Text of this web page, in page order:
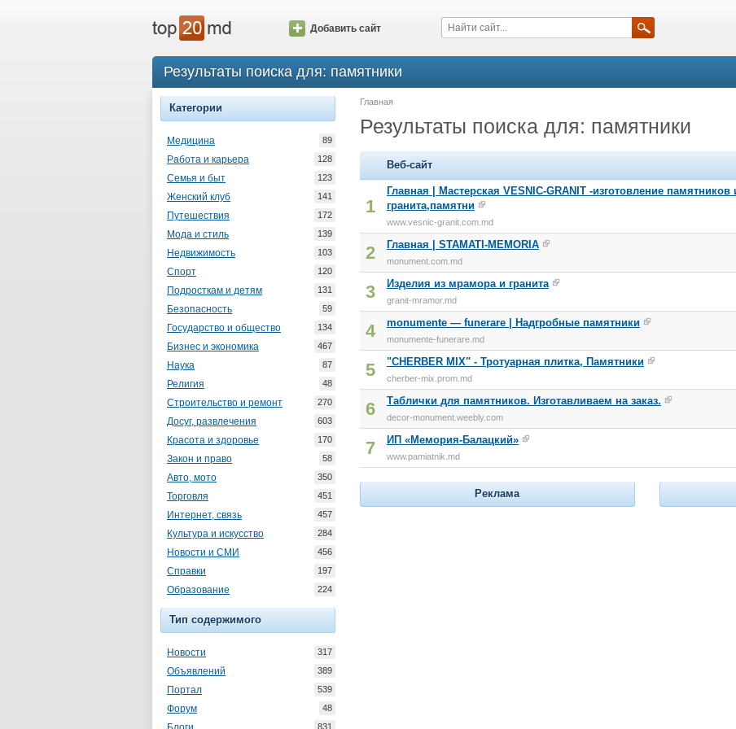
Добавить сайт
Результаты поиска для: памятники
Категории
Медицина 89
Работа и карьера 128
Семья и быт 123
Женский клуб 141
Путешествия 172
Мода и стиль 139
Недвижимость 103
Спорт 120
Подросткам и детям 131
Безопасность 59
Государство и общество 134
Бизнес и экономика 467
Наука 87
Религия 48
Строительство и ремонт 270
Досуг, развлечения 603
Красота и здоровье 170
Закон и право 58
Авто, мото 350
Торговля 451
Интернет, связь 457
Культура и искусство 284
Новости и СМИ 456
Справки 197
Образование 224
Тип содержимого
Новости 317
Объявлений 389
Портал 539
Форум 48
831
Главная
Результаты поиска для: памятники
Веб-сайт
1
Главная | Мастерская VESNIC-GRANIT -изготовление
гранита,памятни
www.vesnic-granit.com.md
2 Главная | STAMATI-MEMORIA
monument.com.md
3 Изделия из мрамора и гранита
granit-mramor.md
4 monumente — funerare | Надгробные памятники
monumente-funerare.md
5 "CHERBER MIX" - Тротуарная плитка, Памятники
cherber-mix.prom.md
6 Таблички для памятников. Изготавливаем на заказ.
decor-monument.weebly.com
7 ИП «Мемория-Балацкий»
www.pamiatnik.md
Реклама